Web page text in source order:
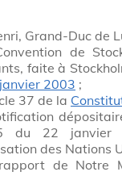
Grand-Duc de
de
faite à
2003 ;
37 de la
du 22
des Nations
de Notre